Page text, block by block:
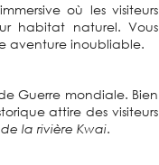
où les visiteurs
habitat naturel. Vous
aventure inoubliable.
Guerre mondiale. Bien
attire des visiteurs
la rivière Kwai.